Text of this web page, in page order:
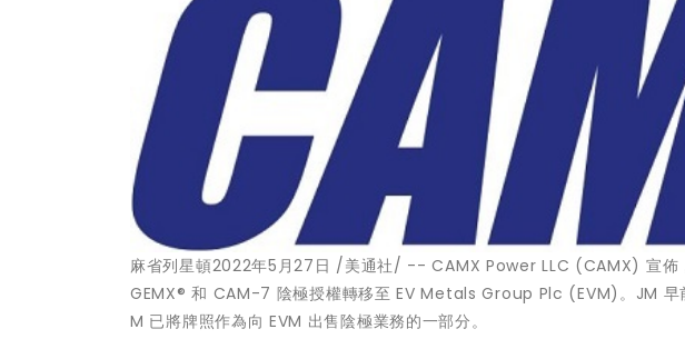
麻省列星頓2022年5月27日 /美通社/ -- CAMX Power LLC (CAMX) 宣
GEMX® 和 CAM-7 陰極授權轉移至 EV Metals Group Plc (EVM)。JM 早
M 已將牌照作為向 EVM 出售陰極業務的一部分。